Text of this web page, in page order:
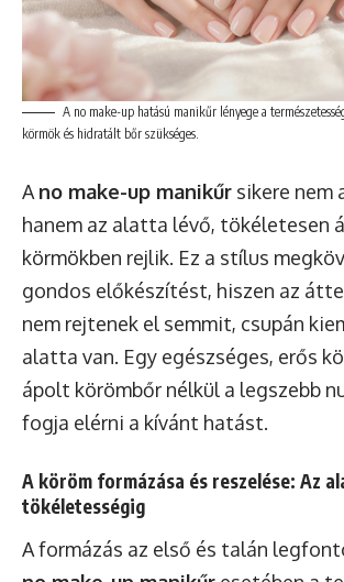
A no make-up hatású manikűr lényege a
körmök és hidratált bőr szükséges.
A no make-up manikűr sikere nem
hanem az alatta lévő, tökéletesen
körmökben rejlik. Ez a stílus
gondos előkészítést, hiszen az
nem rejtenek el semmit, csupán
alatta van. Egy egészséges, erős
ápolt körömbőr nélkül a legszebb
fogja elérni a kívánt hatást.
A köröm formázása és reszelése: Az
tökéletességig
A formázás az első és talán